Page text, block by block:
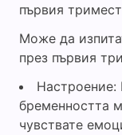
първия
Може да
през първия
Настроение:
бременността
чувствате